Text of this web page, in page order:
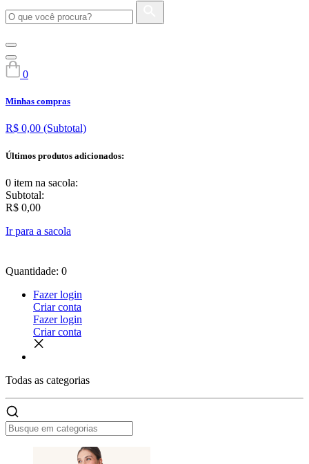
0
Minhas compras
R$ 0,00 (Subtotal)
Últimos produtos adicionados:
0 item na sacola:
Subtotal:
R$ 0,00
Ir para a sacola
Quantidade: 0
Fazer login
Criar conta
Fazer login
Criar conta
Todas as categorias